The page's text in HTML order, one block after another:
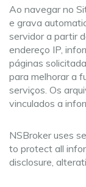
Ao navegar no
e grava
servidor a partir
endereço IP,
páginas
para melhorar a
serviços. Os
vinculados a
NSBroker uses
to protect all
disclosure,